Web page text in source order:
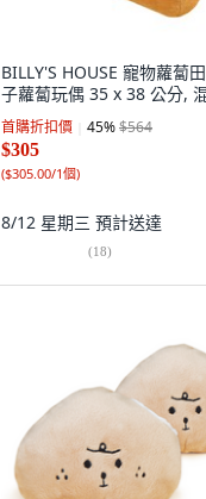
BILLY'S HOUSE 寵物蘿蔔
子蘿蔔玩偶 35 x 38 公分,
首購折扣價 45%$564
$305
($305.00/1個)
8/12 星期三 預計送達
(18)